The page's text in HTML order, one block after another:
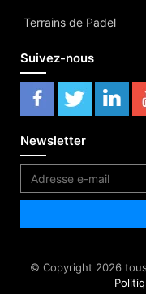
Terrains de Padel
Suivez-nous
Newsletter
© Copyright 2026